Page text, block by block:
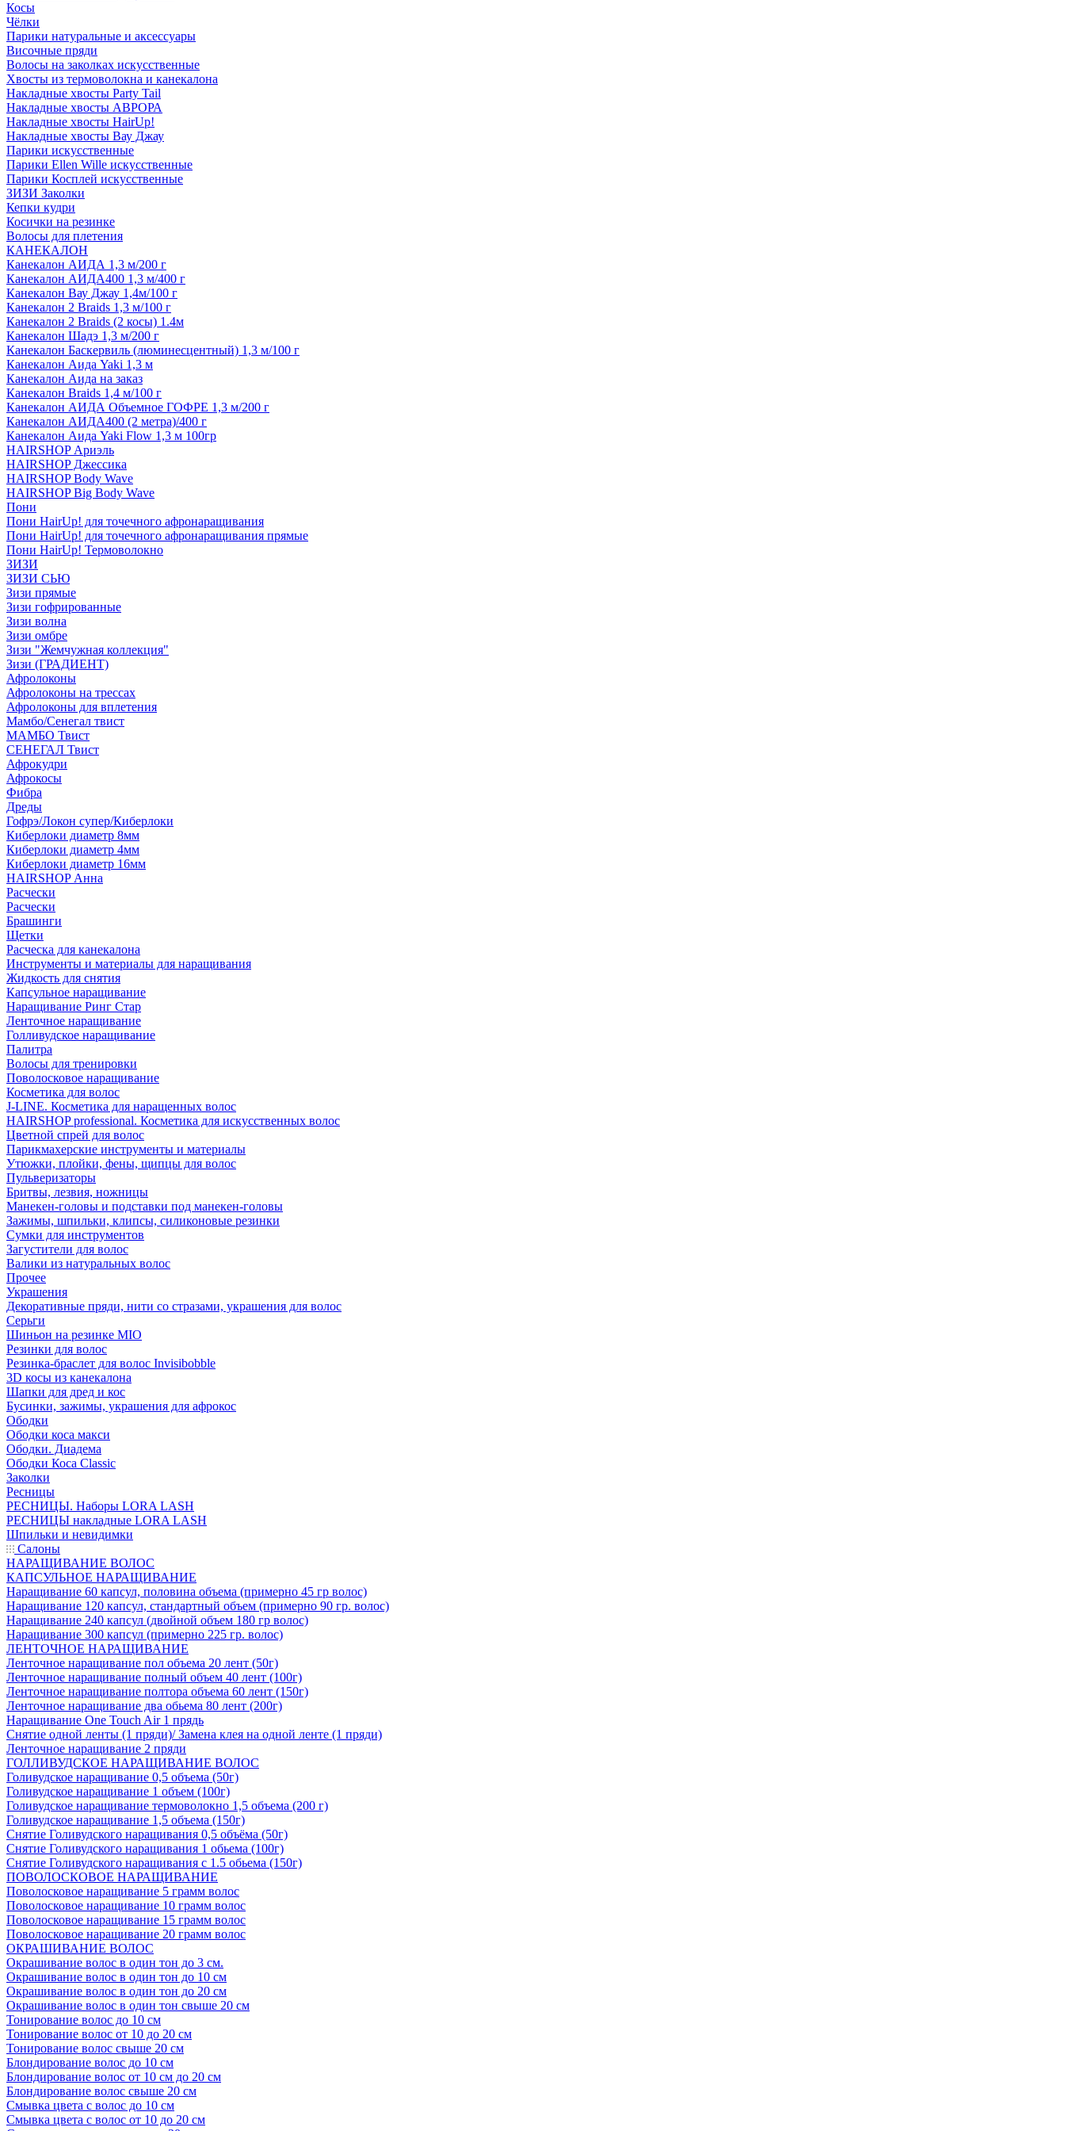
Косы
Чёлки
Парики натуральные и аксессуары
Височные пряди
Волосы на заколках искусственные
Хвосты из термоволокна и канекалона
Накладные хвосты Party Tail
Накладные хвосты АВРОРА
Накладные хвосты HairUp!
Накладные хвосты Вау Джау
Парики искусственные
Парики Ellen Wille искусственные
Парики Косплей искусственные
ЗИЗИ Заколки
Кепки кудри
Косички на резинке
Волосы для плетения
КАНЕКАЛОН
Канекалон АИДА 1,3 м/200 г
Канекалон АИДА400 1,3 м/400 г
Канекалон Вау Джау 1,4м/100 г
Канекалон 2 Braids 1,3 м/100 г
Канекалон 2 Braids (2 косы) 1.4м
Канекалон Шадэ 1,3 м/200 г
Канекалон Баскервиль (люминесцентный) 1,3 м/100 г
Канекалон Аида Yaki 1,3 м
Канекалон Аида на заказ
Канекалон Braids 1,4 м/100 г
Канекалон АИДА Объемное ГОФРЕ 1,3 м/200 г
Канекалон АИДА400 (2 метра)/400 г
Канекалон Аида Yaki Flow 1,3 м 100гр
HAIRSHOP Ариэль
HAIRSHOP Джессика
HAIRSHOP Body Wave
HAIRSHOP Big Body Wave
Пони
Пони HairUp! для точечного афронаращивания
Пони HairUp! для точечного афронаращивания прямые
Пони HairUp! Термоволокно
ЗИЗИ
ЗИЗИ СЬЮ
Зизи прямые
Зизи гофрированные
Зизи волна
Зизи омбре
Зизи "Жемчужная коллекция"
Зизи (ГРАДИЕНТ)
Афролоконы
Афролоконы на трессах
Афролоконы для вплетения
Мамбо/Сенегал твист
МАМБО Твист
СЕНЕГАЛ Твист
Афрокудри
Афрокосы
Фибра
Дреды
Гофрэ/Локон супер/Киберлоки
Киберлоки диаметр 8мм
Киберлоки диаметр 4мм
Киберлоки диаметр 16мм
HAIRSHOP Анна
Расчески
Расчески
Брашинги
Щетки
Расческа для канекалона
Инструменты и материалы для наращивания
Жидкость для снятия
Капсульное наращивание
Наращивание Ринг Стар
Ленточное наращивание
Голливудское наращивание
Палитра
Волосы для тренировки
Поволосковое наращивание
Косметика для волос
J-LINE. Косметика для наращенных волос
HAIRSHOP professional. Косметика для искусственных волос
Цветной спрей для волос
Парикмахерские инструменты и материалы
Утюжки, плойки, фены, щипцы для волос
Пульверизаторы
Бритвы, лезвия, ножницы
Манекен-головы и подставки под манекен-головы
Зажимы, шпильки, клипсы, силиконовые резинки
Сумки для инструментов
Загустители для волос
Валики из натуральных волос
Прочее
Украшения
Декоративные пряди, нити со стразами, украшения для волос
Серьги
Шиньон на резинке MIO
Резинки для волос
Резинка-браслет для волос Invisibobble
3D косы из канекалона
Шапки для дред и кос
Бусинки, зажимы, украшения для афрокос
Ободки
Ободки коса макси
Ободки. Диадема
Ободки Коса Classic
Заколки
Ресницы
РЕСНИЦЫ. Наборы LORA LASH
РЕСНИЦЫ накладные LORA LASH
Шпильки и невидимки
Салоны
НАРАЩИВАНИЕ ВОЛОС
КАПСУЛЬНОЕ НАРАЩИВАНИЕ
Наращивание 60 капсул, половина объема (примерно 45 гр волос)
Наращивание 120 капсул, стандартный объем (примерно 90 гр. волос)
Наращивание 240 капсул (двойной объем 180 гр волос)
Наращивание 300 капсул (примерно 225 гр. волос)
ЛЕНТОЧНОЕ НАРАЩИВАНИЕ
Ленточное наращивание пол объема 20 лент (50г)
Ленточное наращивание полный объем 40 лент (100г)
Ленточное наращивание полтора объема 60 лент (150г)
Ленточное наращивание два обьема 80 лент (200г)
Наращивание One Touch Air 1 прядь
Снятие одной ленты (1 пряди)/ Замена клея на одной ленте (1 пряди)
Ленточное наращивание 2 пряди
ГОЛЛИВУДСКОЕ НАРАЩИВАНИЕ ВОЛОС
Голивудское наращивание 0,5 объема (50г)
Голивудское наращивание 1 объем (100г)
Голивудское наращивание термоволокно 1,5 объема (200 г)
Голивудское наращивание 1,5 объема (150г)
Снятие Голивудского наращивания 0,5 объёма (50г)
Снятие Голивудского наращивания 1 обьема (100г)
Снятие Голивудского наращивания с 1.5 обьема (150г)
ПОВОЛОСКОВОЕ НАРАЩИВАНИЕ
Поволосковое наращивание 5 грамм волос
Поволосковое наращивание 10 грамм волос
Поволосковое наращивание 15 грамм волос
Поволосковое наращивание 20 грамм волос
ОКРАШИВАНИЕ ВОЛОС
Окрашивание волос в один тон до 3 см.
Окрашивание волос в один тон до 10 см
Окрашивание волос в один тон до 20 см
Окрашивание волос в один тон свыше 20 см
Тонирование волос до 10 см
Тонирование волос от 10 до 20 см
Тонирование волос свыше 20 см
Блондирование волос до 10 см
Блондирование волос от 10 см до 20 см
Блондирование волос свыше 20 см
Смывка цвета с волос до 10 см
Смывка цвета с волос от 10 до 20 см